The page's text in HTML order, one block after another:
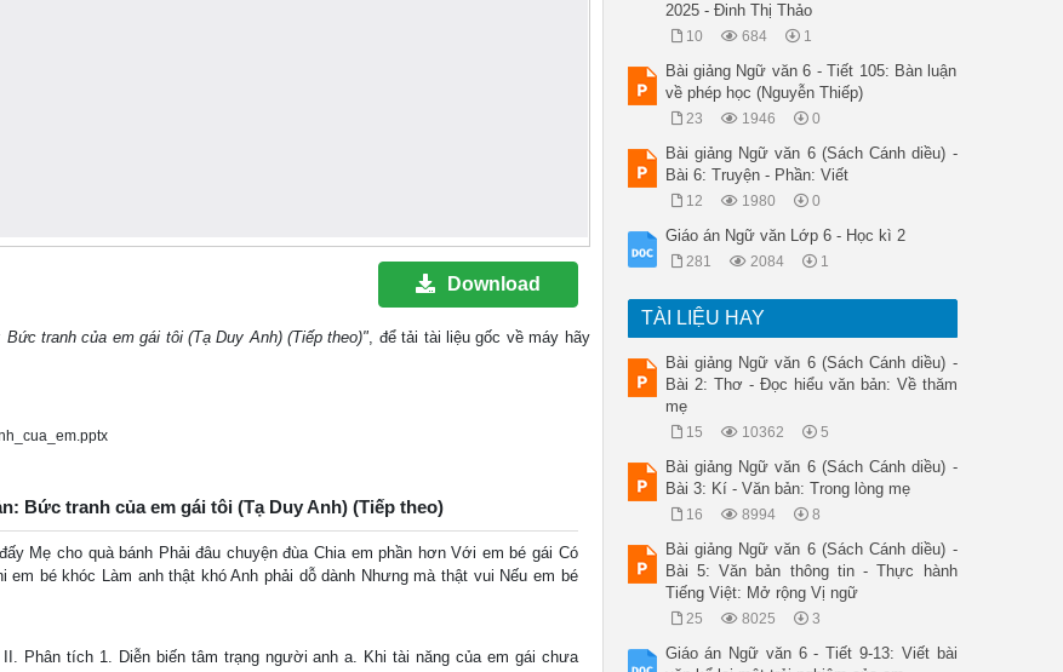
Download
tranh của em gái tôi (Tạ Duy Anh) (Tiếp theo)", để tải tài liệu gốc về máy hãy
Bức tranh của em gái tôi (Tạ Duy Anh) (Tiếp theo)
Mẹ cho quà bánh Phải đâu chuyện đùa Chia em phần hơn Với em bé gái Có
bé khóc Làm anh thật khó Anh phải dỗ dành Nhưng mà thật vui Nếu em bé
Phân tích 1. Diễn biến tâm trạng người anh a. Khi tài năng của em gái chưa
2025 - Đinh Thị Thảo
10 684 1
Bài giảng Ngữ văn 6 - Tiết 105: Bàn luận
về phép học (Nguyễn Thiếp)
23 1946 0
Bài giảng Ngữ văn 6 (Sách Cánh diều) -
Bài 6: Truyện - Phần: Viết
12 1980 0
Giáo án Ngữ văn Lớp 6 - Học kì 2
281 2084 1
TÀI LIỆU HAY
Bài giảng Ngữ văn 6 (Sách Cánh diều) -
Bài 2: Thơ - Đọc hiểu văn bản: Về thăm
mẹ
15 10362 5
Bài giảng Ngữ văn 6 (Sách Cánh diều) -
Bài 3: Kí - Văn bản: Trong lòng mẹ
16 8994 8
Bài giảng Ngữ văn 6 (Sách Cánh diều) -
Bài 5: Văn bản thông tin - Thực hành
Tiếng Việt: Mở rộng Vị ngữ
25 8025 3
Giáo án Ngữ văn 6 - Tiết 9-13: Viết bài